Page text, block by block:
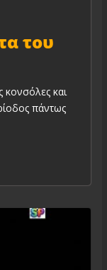
του
και
πάντως